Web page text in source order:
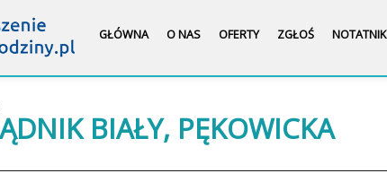
GŁÓWNA O NAS OFERTY ZGŁOŚ NOTATNIK
BIAŁY, PĘKOWICKA